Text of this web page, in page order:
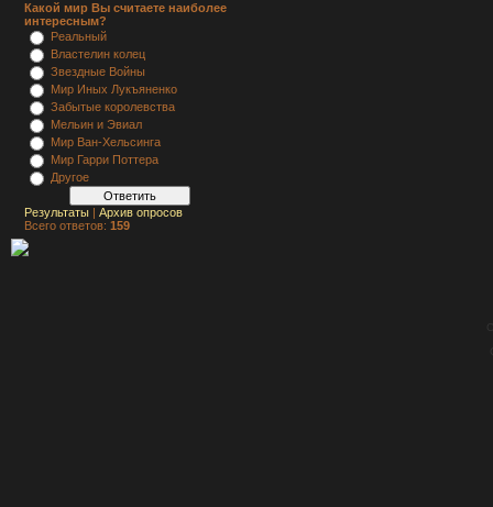
Какой мир Вы считаете наиболее
интересным?
Реальный
Властелин колец
Звездные Войны
Мир Иных Лукъяненко
Забытые королевства
Мельин и Эвиал
Мир Ван-Хельсинга
Мир Гарри Поттера
Другое
Результаты | Архив опросов
Всего ответов: 159